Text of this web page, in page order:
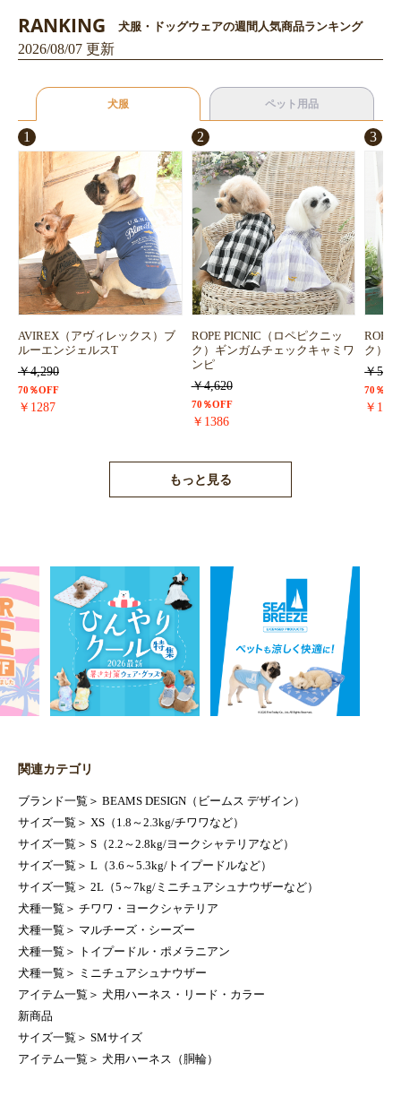
RANKING 犬服・ドッグウェアの週間人気商品ランキング
2026/08/07 更新
犬服 ペット用品
1
AVIREX（アヴィレックス）ブ
ルーエンジェルスT
￥4,290
70％OFF
￥1287
2
ROPE PICNIC（ロペピクニッ
ク）ギンガムチェックキャミワ
ンピ
￥4,620
70％OFF
￥1386
3
ROPE
ク）
￥
70％
￥
もっと見る
関連カテゴリ
ブランド一覧 ＞ BEAMS DESIGN（ビームス デザイン）
サイズ一覧 ＞ XS（1.8～2.3kg/チワワなど）
サイズ一覧 ＞ S（2.2～2.8kg/ヨークシャテリアなど）
サイズ一覧 ＞ L（3.6～5.3kg/トイプードルなど）
サイズ一覧 ＞ 2L（5～7kg/ミニチュアシュナウザーなど）
犬種一覧 ＞ チワワ・ヨークシャテリア
犬種一覧 ＞ マルチーズ・シーズー
犬種一覧 ＞
トイプードル・ポメラニアン
犬種一覧 ＞
ミニチュアシュナウザー
アイテム一覧 ＞ 犬用ハーネス・リード・カラー
新商品
サイズ一覧 ＞ SMサイズ
アイテム一覧 ＞ 犬用ハーネス（胴輪）